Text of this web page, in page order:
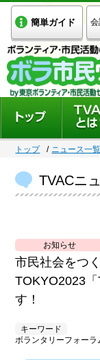
簡単ガイド
トップ ニュース一覧
TVACニ
お知らせ
市民社会をつ
TOKYO2023
す！
キーワード
ボランタリーフォーラ